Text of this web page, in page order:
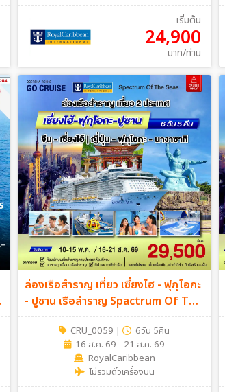
เริ่มต้น
24,900
บาท/ท่าน
ล่องเรือสำราญ เที่ยว เซี่ยงไฮ - ฟุกุโอกะ
- ปูซาน เรือสำราญ Spactrum Of The
Sea 6วัน 5คืน (Cruise Only)
CRU_0059 |
6วัน 5คืน
16 ส.ค. 69 - 21 ส.ค. 69
RoyalCaribbean
ไม่รวมตั๋วเครื่องบิน